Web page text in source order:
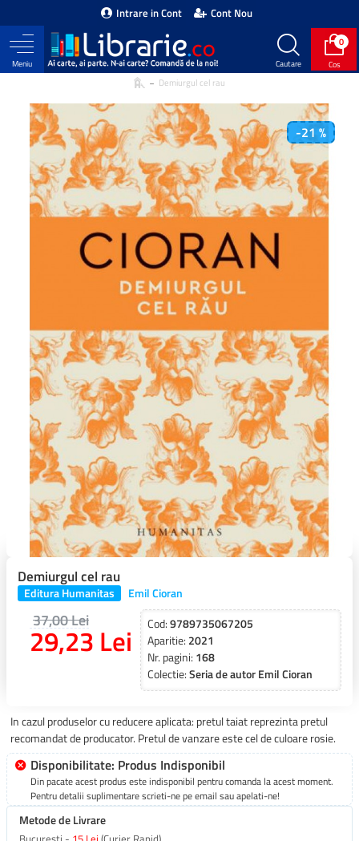
Intrare in Cont Cont Nou
0
Demiurgul cel rau
-21 %
Demiurgul cel rau
Editura Humanitas Emil Cioran
29,23 Lei
37,00 Lei Cod:9789735067205
Aparitie: 2021
Nr. pagini: 168
Colectie:Seria de autor Emil Cioran
Metode de Livrare
In cazul produselor cu reducere aplicata: pretul taiat reprezinta pretul
recomandat de producator. Pretul de vanzare este cel de culoare rosie.
Disponibilitate: Produs Indisponibil
Din pacate acest produs este indisponibil pentru comanda la acest moment.
Pentru detalii suplimentare scrieti-ne pe email sau apelati-ne!